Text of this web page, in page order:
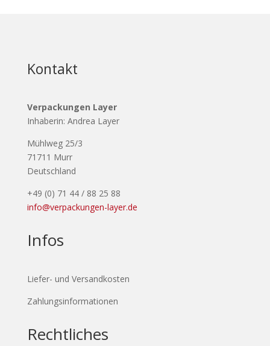
Kontakt
Verpackungen Layer
Inhaberin: Andrea Layer
Mühlweg 25/3
71711 Murr
Deutschland
+49 (0) 71 44 / 88 25 88
info@verpackungen-layer.de
Infos
Liefer- und Versandkosten
Zahlungsinformationen
Rechtliches